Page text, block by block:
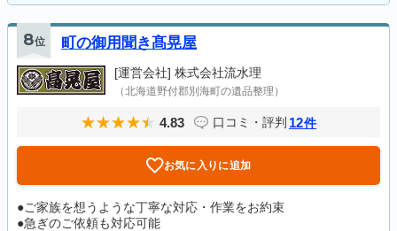
8位 町の御用聞き髙晃屋
[運営会社] 株式会社流水理
（北海道野付郡別海町の遺品整理）
4.83 口コミ・評判 12件
お気に入りに追加
●ご家族を想うような丁寧な対応・作業をお約束
●急ぎのご依頼も対応可能